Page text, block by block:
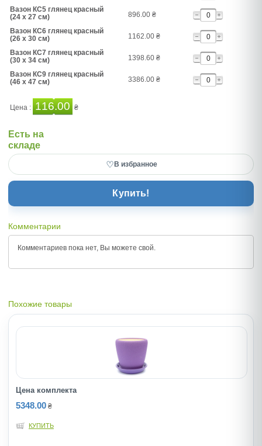
Вазон КС5 глянец красный
(24 x 27 см)
896.00 ₴
Вазон КС6 глянец красный
(26 x 30 см)
1162.00 ₴
Вазон КС7 глянец красный
(30 x 34 см)
1398.60 ₴
Вазон КС9 глянец красный
(46 x 47 см)
3386.00 ₴
Цена : 116.00 ₴
Есть на
складе
♡ В избранное
Купить!
Комментарии
Комментариев пока нет, Вы можете свой.
Похожие товары
Цена комплекта
5348.00 ₴
КУПИТЬ